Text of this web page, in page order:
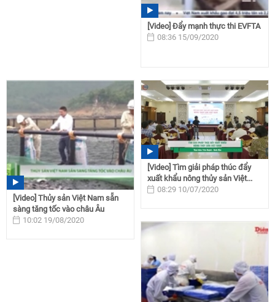
[Video] Đẩy mạnh thực thi EVFTA
08:36 15/09/2020
[Video] Thủy sản Việt Nam sẵn
sàng tăng tốc vào châu Âu
10:02 19/08/2020
[Video] Tìm giải pháp thúc đẩy
xuất khẩu nông thủy sản Việt...
08:29 10/07/2020